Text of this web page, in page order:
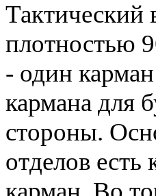
Тактический
плотностью
- один
кармана для
стороны.
отделов